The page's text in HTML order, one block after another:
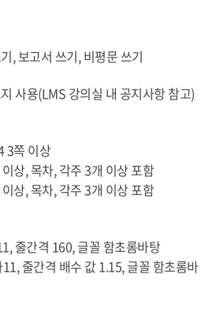
, 보고서 쓰기, 비평문 쓰기
사용(LMS 강의실 내 공지사항 참고)
3쪽 이상
상, 목차, 각주 3개 이상 포함
상, 목차, 각주 3개 이상 포함
줄간격 160, 글꼴 함초롬바탕
줄간격 배수 값 1.15, 글꼴 함초롬바